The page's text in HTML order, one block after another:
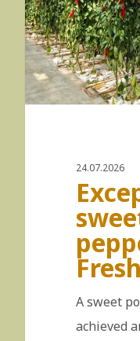
24.07.2026
A sweet
achieved